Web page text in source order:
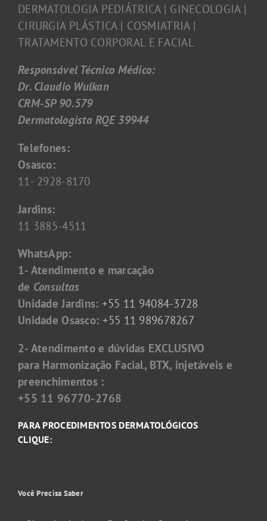
DERMATOLOGIA PEDIÁTRICA | GINECOLOGIA |
CIRURGIA PLÁSTICA | COSMIATRIA |
TRATAMENTO CORPORAL E FACIAL
Responsável Técnico Médico:
Dr. Claudio Wulkan
CRM-SP 90.579
Dermatologista RQE 39944
Telefones:
Osasco:
11- 2928-8170
Jardins:
11 3885-4511
WhatsApp:
1- Atendimento e marcação
de Consultas
Unidade Jardins: +55 11 94084-3728
Unidade Osasco: +55 11 989678267
2- Atendimento e dúvidas EXCLUSIVO
para Harmonização Facial, BTX, injetáveis e
preenchimentos :
+55 11 96770-2768
PARA PROCEDIMENTOS DERMATOLÓGICOS
CLIQUE:
Você Precisa Saber